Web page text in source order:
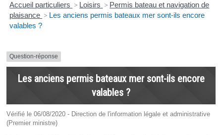
Accueil particuliers > Loisirs > Permis bateau et navigation de
plaisance > Les anciens permis bateaux mer sont-ils encore
valables ?
Question-réponse
Les anciens permis bateaux mer sont-ils encore
valables ?
Vérifié le 06/08/2020 - Direction de l'information légale et administrative
(Premier ministre)